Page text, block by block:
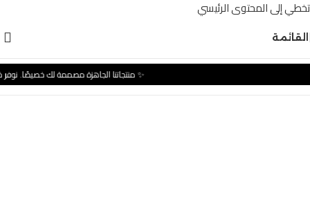
تخطي إلى المحتوى الرئيسي
القائمة
✨ منتجاتنا الجاهزة مصممة لك خصيصًا.